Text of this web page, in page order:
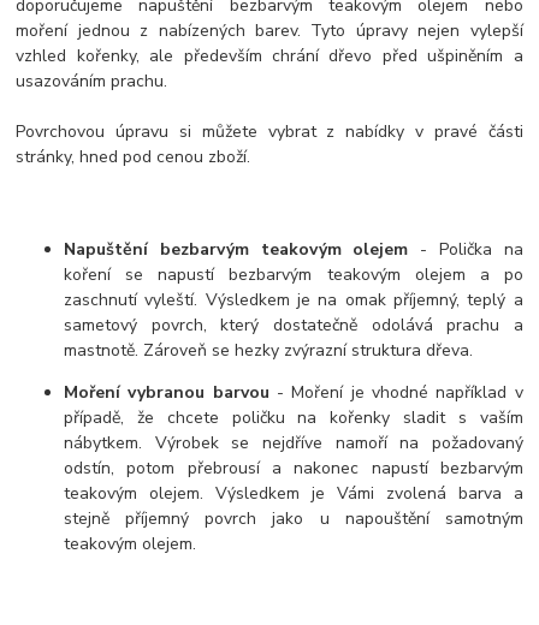
doporučujeme napuštění bezbarvým teakovým olejem nebo
moření jednou z nabízených barev. Tyto úpravy nejen vylepší
vzhled kořenky, ale především chrání dřevo před ušpiněním a
usazováním prachu.
Povrchovou úpravu si můžete vybrat z nabídky v pravé části
stránky, hned pod cenou zboží.
Napuštění bezbarvým teakovým olejem - Polička na
koření se napustí bezbarvým teakovým olejem a po
zaschnutí vyleští. Výsledkem je na omak příjemný, teplý a
sametový povrch, který dostatečně odolává prachu a
mastnotě. Zároveň se hezky zvýrazní struktura dřeva.
Moření vybranou barvou - Moření je vhodné například v
případě, že chcete poličku na kořenky sladit s vaším
nábytkem. Výrobek se nejdříve namoří na požadovaný
odstín, potom přebrousí a nakonec napustí bezbarvým
teakovým olejem. Výsledkem je Vámi zvolená barva a
stejně příjemný povrch jako u napouštění samotným
teakovým olejem.